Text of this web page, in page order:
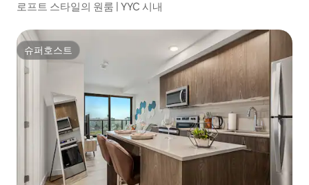
로프트 스타일의 원룸 | YYC 시내
슈퍼호스트
슈퍼호스트